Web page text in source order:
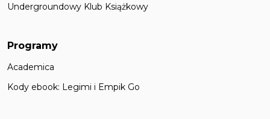
Undergroundowy Klub Książkowy
Programy
Academica
Kody ebook: Legimi i Empik Go